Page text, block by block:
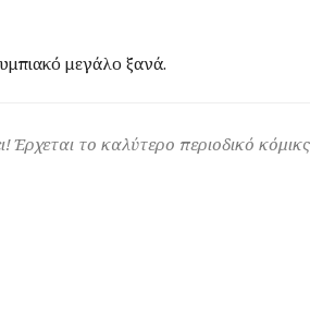
μεγάλο ξανά.
Έρχεται το καλύτερο περιοδικό